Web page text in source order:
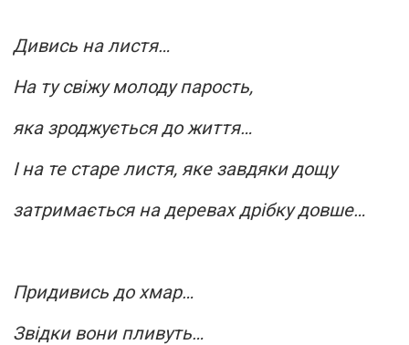
Дивись на листя…
На ту свіжу молоду парость,
яка зроджується до життя…
І на те старе листя, яке завдяки дощу
затримається на деревах дрібку довше…
Придивись до хмар…
Звідки вони пливуть…